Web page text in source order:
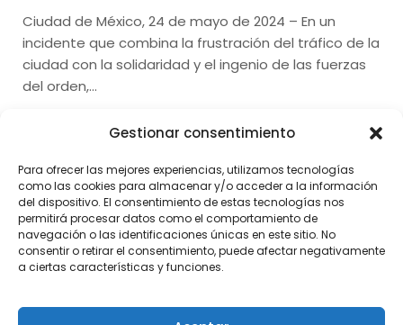
Ciudad de México, 24 de mayo de 2024 – En un
incidente que combina la frustración del tráfico de la
ciudad con la solidaridad y el ingenio de las fuerzas
del orden,…
Gestionar consentimiento
Para ofrecer las mejores experiencias, utilizamos tecnologías
como las cookies para almacenar y/o acceder a la información
del dispositivo. El consentimiento de estas tecnologías nos
permitirá procesar datos como el comportamiento de
navegación o las identificaciones únicas en este sitio. No
consentir o retirar el consentimiento, puede afectar negativamente
a ciertas características y funciones.